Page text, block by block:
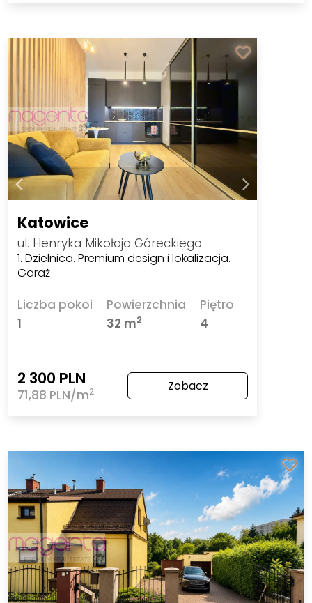
Katowice
ul. Henryka Mikołaja Góreckiego
1. Dzielnica. Premium design i lokalizacja.
Garaż
Liczba pokoi
1
Powierzchnia
32 m2
Piętro
4
2 300 PLN
71,88 PLN/m2 Zobacz